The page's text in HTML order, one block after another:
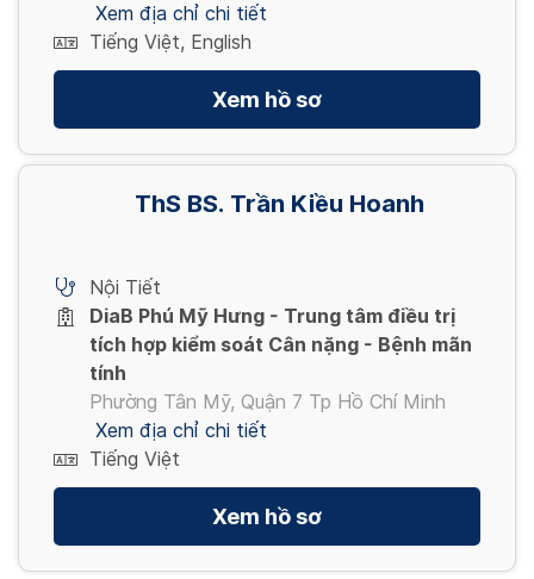
Xem địa chỉ chi tiết
Tiếng Việt, English
Xem hồ sơ
ThS BS. Trần Kiều Hoanh
Nội Tiết
DiaB Phú Mỹ Hưng - Trung tâm điều trị
tích hợp kiểm soát Cân nặng - Bệnh mãn
tính
Phường Tân Mỹ, Quận 7 Tp Hồ Chí Minh
Xem địa chỉ chi tiết
Tiếng Việt
Xem hồ sơ